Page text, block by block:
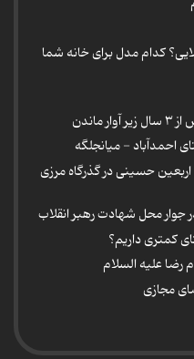
کدام مدل برای خانه شما
احمدآباد - میانجلگه
حسینی در گذرگاه مرزی
جوار محل شهادت رهبر انقلاب
کمتری داریم؟
علیه السلام
مجازی